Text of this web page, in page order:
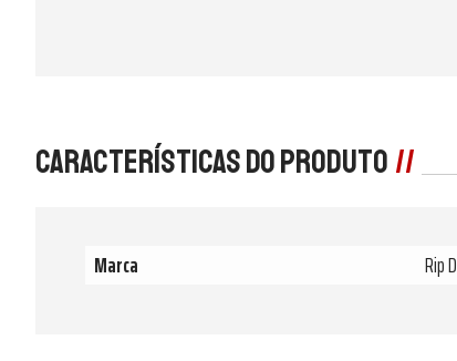
Características do produto
Marca Rip